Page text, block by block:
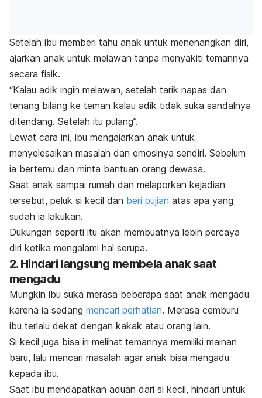
Setelah ibu memberi tahu anak untuk menenangkan diri,
ajarkan anak untuk melawan tanpa menyakiti temannya
secara fisik.
“Kalau adik ingin melawan, setelah tarik napas dan
tenang bilang ke teman kalau adik tidak suka sandalnya
ditendang. Setelah itu pulang”.
Lewat cara ini, ibu mengajarkan anak untuk
menyelesaikan masalah dan emosinya sendiri. Sebelum
ia bertemu dan minta bantuan orang dewasa.
Saat anak sampai rumah dan melaporkan kejadian
tersebut, peluk si kecil dan beri pujian atas apa yang
sudah ia lakukan.
Dukungan seperti itu akan membuatnya lebih percaya
diri ketika mengalami hal serupa.
2. Hindari langsung membela anak saat
mengadu
Mungkin ibu suka merasa beberapa saat anak mengadu
karena ia sedang mencari perhatian. Merasa cemburu
ibu terlalu dekat dengan kakak atau orang lain.
Si kecil juga bisa iri melihat temannya memiliki mainan
baru, lalu mencari masalah agar anak bisa mengadu
kepada ibu.
Saat ibu mendapatkan aduan dari si kecil, hindari untuk